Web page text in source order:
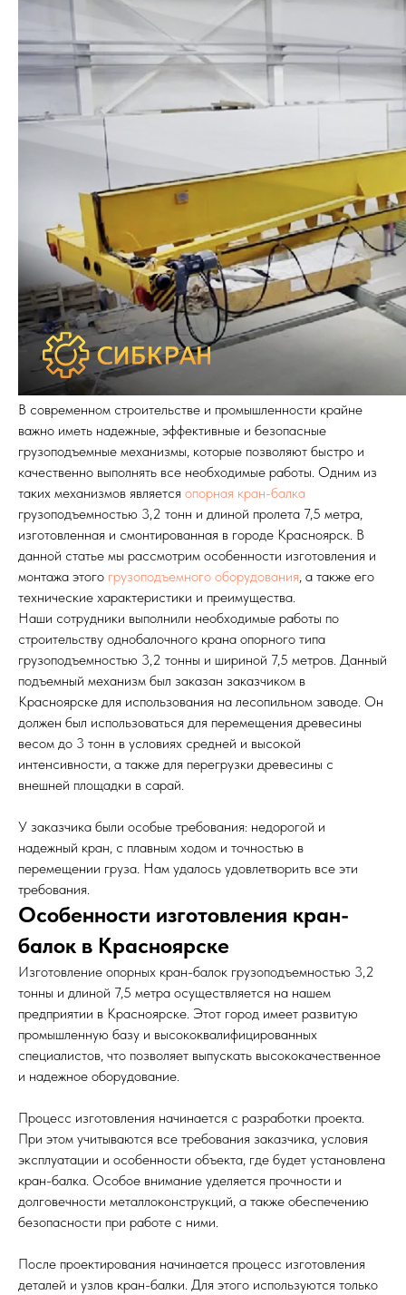
В современном строительстве и промышленности крайне
важно иметь надежные, эффективные и безопасные
грузоподъемные механизмы, которые позволяют быстро и
качественно выполнять все необходимые работы. Одним из
таких механизмов является опорная кран-балка
грузоподъемностью 3,2 тонн и длиной пролета 7,5 метра,
изготовленная и смонтированная в городе Красноярск. В
данной статье мы рассмотрим особенности изготовления и
монтажа этого грузоподъемного оборудования, а также его
технические характеристики и преимущества.
Наши сотрудники выполнили необходимые работы по
строительству однобалочного крана опорного типа
грузоподъемностью 3,2 тонны и шириной 7,5 метров. Данный
подъемный механизм был заказан заказчиком в
Красноярске для использования на лесопильном заводе. Он
должен был использоваться для перемещения древесины
весом до 3 тонн в условиях средней и высокой
интенсивности, а также для перегрузки древесины с
внешней площадки в сарай.
У заказчика были особые требования: недорогой и
надежный кран, с плавным ходом и точностью в
перемещении груза. Нам удалось удовлетворить все эти
требования.
Особенности изготовления кран-
балок в Красноярске
Изготовление опорных кран-балок грузоподъемностью 3,2
тонны и длиной 7,5 метра осуществляется на нашем
предприятии в Красноярске. Этот город имеет развитую
промышленную базу и высококвалифицированных
специалистов, что позволяет выпускать высококачественное
и надежное оборудование.
Процесс изготовления начинается с разработки проекта.
При этом учитываются все требования заказчика, условия
эксплуатации и особенности объекта, где будет установлена
кран-балка. Особое внимание уделяется прочности и
долговечности металлоконструкций, а также обеспечению
безопасности при работе с ними.
После проектирования начинается процесс изготовления
деталей и узлов кран-балки. Для этого используются только